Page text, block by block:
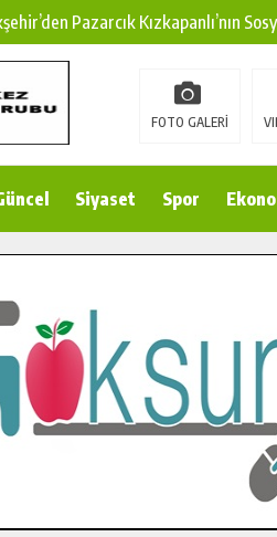
Pazarcık Kızkapanlı’nın
Pazarcık Kırsalına Modern
KSÜ’ye Uluslararası Başarı:
Pusula Maraş Kampında Yeni
Komutanı Karakaya’dan
Yeni Köprüsünde Sona Doğru.
FOTO GALERİ
Siyaset Spor